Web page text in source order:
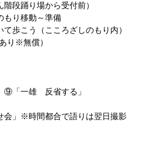
段踊り場から受付前）
り移動～準備
歩こう（こころざしのもり内）
り※無償）
「一雄 反省する」
」※時間都合で語りは翌日撮影